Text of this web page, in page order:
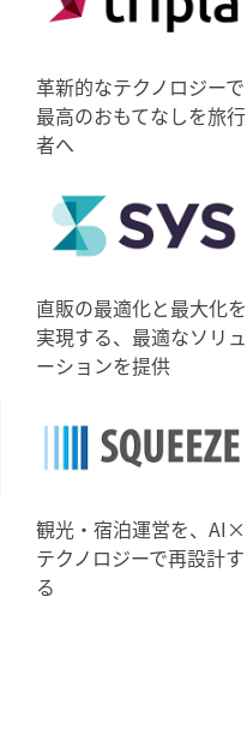
革新的なテクノロジーで
最高のおもてなしを旅行
者へ
直販の最適化と最大化を
実現する、最適なソリュ
ーションを提供
観光・宿泊運営を、AI×
テクノロジーで再設計す
る